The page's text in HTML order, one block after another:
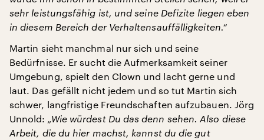
sehr leistungsfähig ist, und seine Defizite liegen eben
in diesem Bereich der Verhaltensauffälligkeiten.“
Martin sieht manchmal nur sich und seine
Bedürfnisse. Er sucht die Aufmerksamkeit seiner
Umgebung, spielt den Clown und lacht gerne und
laut. Das gefällt nicht jedem und so tut Martin sich
schwer, langfristige Freundschaften aufzubauen. Jörg
Unnold: „Wie würdest Du das denn sehen. Also diese
Arbeit, die du hier machst, kannst du die gut